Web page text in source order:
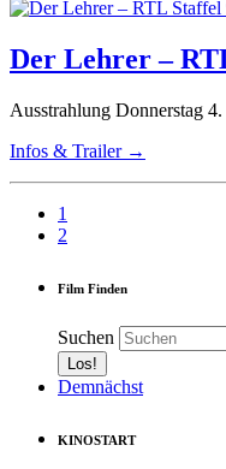
Der Lehrer –
Ausstrahlung Donnerstag
Infos & Trailer →
1
2
Film Finden
Suchen
Demnächst
KINOSTART